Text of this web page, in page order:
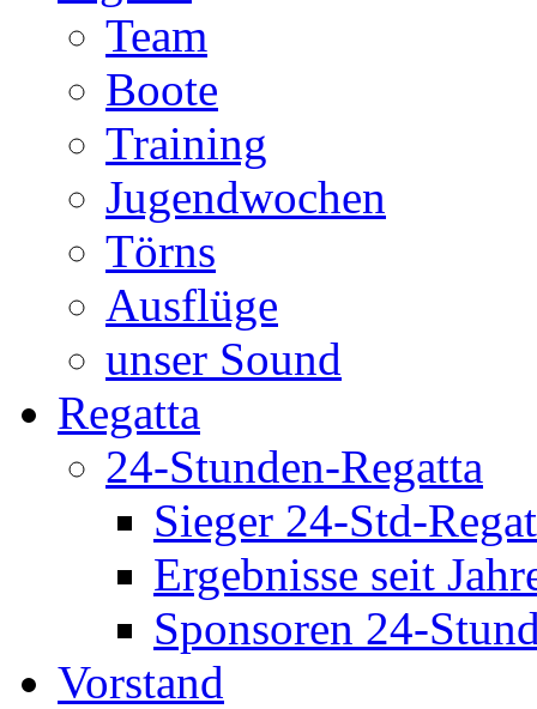
Team
Boote
Training
Jugendwochen
Törns
Ausflüge
unser Sound
Regatta
24-Stunden-Regatta
Sieger 24-Std-
Ergebnisse seit
Sponsoren 24-
Vorstand